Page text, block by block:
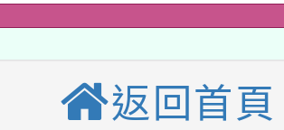
選結果公告(無人
辦理115年度閱讀
讀推動專業研習
賦能─人工智慧
返回首頁